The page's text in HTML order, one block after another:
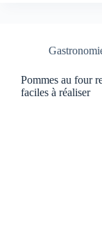
Pommes au four
faciles à réaliser